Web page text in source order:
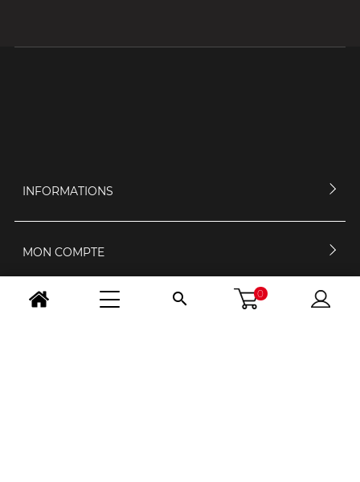
INFORMATIONS
MON COMPTE
 0